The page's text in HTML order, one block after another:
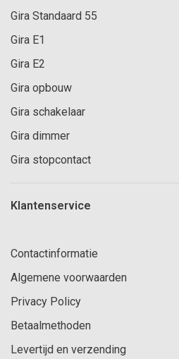
Gira Standaard 55
Gira E1
Gira E2
Gira opbouw
Gira schakelaar
Gira dimmer
Gira stopcontact
Klantenservice
Contactinformatie
Algemene voorwaarden
Privacy Policy
Betaalmethoden
Levertijd en verzending